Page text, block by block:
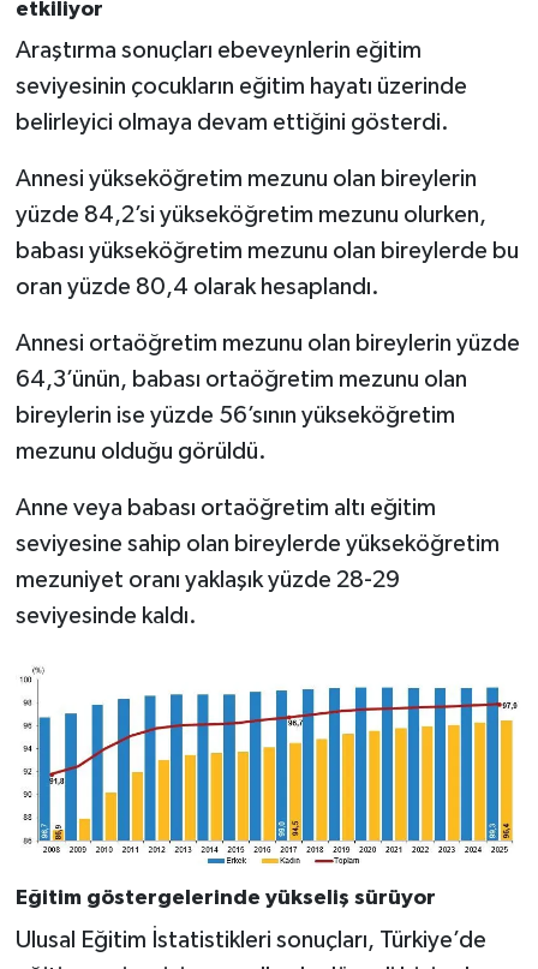
etkiliyor
Araştırma sonuçları ebeveynlerin eğitim
seviyesinin çocukların eğitim hayatı üzerinde
belirleyici olmaya devam ettiğini gösterdi.
Annesi yükseköğretim mezunu olan bireylerin
yüzde 84,2’si yükseköğretim mezunu olurken,
babası yükseköğretim mezunu olan bireylerde bu
oran yüzde 80,4 olarak hesaplandı.
Annesi ortaöğretim mezunu olan bireylerin yüzde
64,3’ünün, babası ortaöğretim mezunu olan
bireylerin ise yüzde 56’sının yükseköğretim
mezunu olduğu görüldü.
Anne veya babası ortaöğretim altı eğitim
seviyesine sahip olan bireylerde yükseköğretim
mezuniyet oranı yaklaşık yüzde 28-29
seviyesinde kaldı.
Eğitim göstergelerinde yükseliş sürüyor
Ulusal Eğitim İstatistikleri sonuçları, Türkiye’de